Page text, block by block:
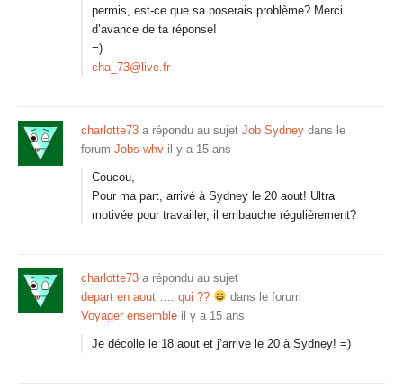
permis, est-ce que sa poserais problème? Merci
d’avance de ta réponse!
=)
cha_73@live.fr
charlotte73 a répondu au sujet Job Sydney dans le
forum Jobs whv il y a 15 ans
Coucou,
Pour ma part, arrivé à Sydney le 20 aout! Ultra
motivée pour travailler, il embauche régulièrement?
charlotte73 a répondu au sujet
depart en aout …. qui ??
dans le forum
Voyager ensemble il y a 15 ans
Je décolle le 18 aout et j’arrive le 20 à Sydney! =)